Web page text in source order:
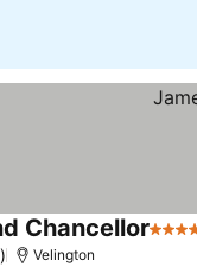
Chancellor5
Velington